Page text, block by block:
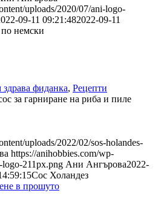
uploads/2020/07/ani-logo-
09-11 09:21:482022-09-11
по немски
фиданка, Рецепти
за гарниране на риба и пиле
uploads/2022/02/sos-holandes-
https://anihobbies.com/wp-
logo-211px.png Ани Ангърова2022-
Сос Холандез